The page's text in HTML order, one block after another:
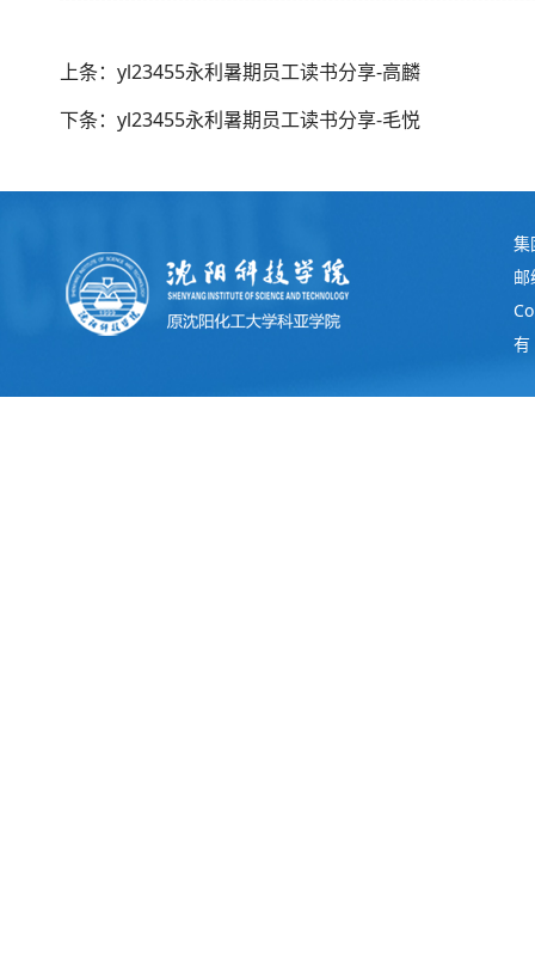
上条：yl23455永利暑期员工读书分享-高麟
下条：yl23455永利暑期员工读书分享-毛悦
集